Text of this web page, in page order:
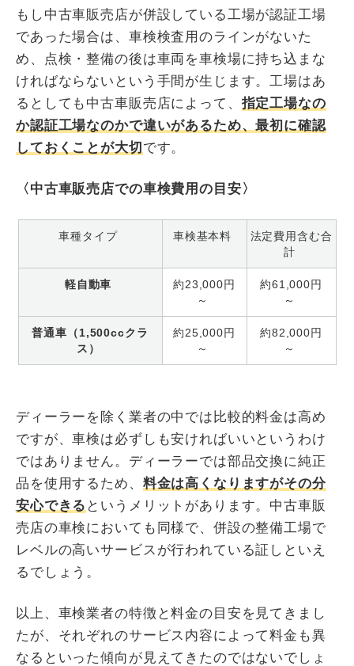
もし中古車販売店が併設している工場が認証工場
であった場合は、車検検査用のラインがないた
め、点検・整備の後は車両を車検場に持ち込まな
ければならないという手間が生じます。工場はあ
るとしても中古車販売店によって、 指定工場なの
か認証工場なのかで違いがあるため、最初に確認
しておくことが大切 です。
〈中古車販売店での車検費用の目安〉
車種タイプ 車検基本料
法定費用含む合
計
軽自動車
約23,000円
～
約61,000円
～
普通車（1,500ccクラ
ス）
約25,000円
～
約82,000円
～
ディーラーを除く業者の中では比較的料金は高め
ですが、車検は必ずしも安ければいいというわけ
ではありません。ディーラーでは部品交換に純正
品を使用するため、 料金は高くなりますがその分
安心できる というメリットがあります。中古車販
売店の車検においても同様で、併設の整備工場で
レベルの高いサービスが行われている証しといえ
るでしょう。
以上、車検業者の特徴と料金の目安を見てきまし
たが、それぞれのサービス内容によって料金も異
なるといった傾向が見えてきたのではないでしょ